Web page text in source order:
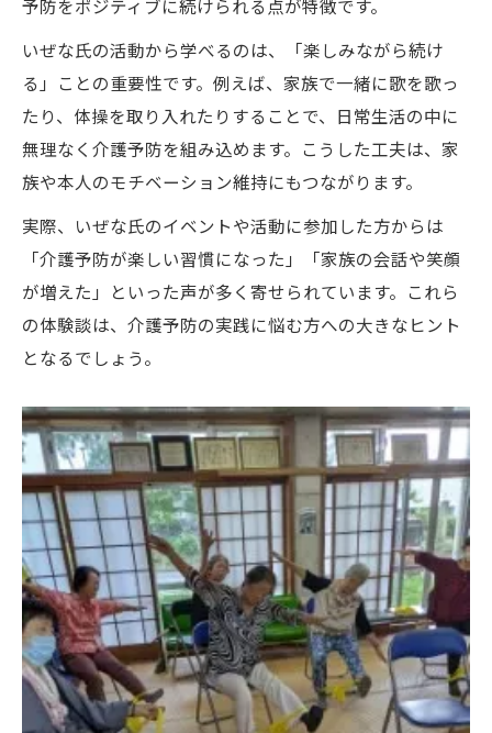
予防をポジティブに続けられる点が特徴です。
いぜな氏の活動から学べるのは、「楽しみながら続け
る」ことの重要性です。例えば、家族で一緒に歌を歌っ
たり、体操を取り入れたりすることで、日常生活の中に
無理なく介護予防を組み込めます。こうした工夫は、家
族や本人のモチベーション維持にもつながります。
実際、いぜな氏のイベントや活動に参加した方からは
「介護予防が楽しい習慣になった」「家族の会話や笑顔
が増えた」といった声が多く寄せられています。これら
の体験談は、介護予防の実践に悩む方への大きなヒント
となるでしょう。